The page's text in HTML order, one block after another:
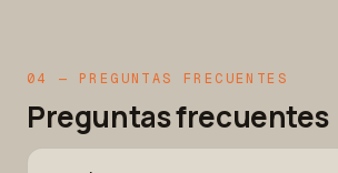
04 — PREGUNTAS FRECUENTES
Preguntas frecuentes